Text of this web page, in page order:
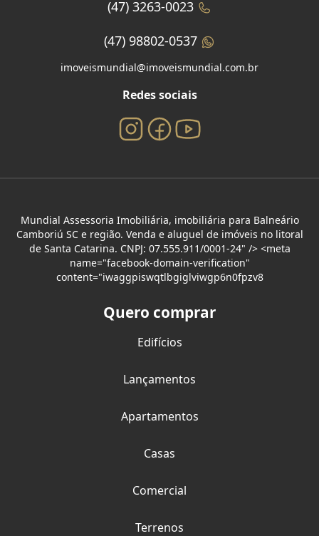
(47) 3263-0023
(47) 98802-0537
imoveismundial@imoveismundial.com.br
Redes sociais
Mundial Assessoria Imobiliária, imobiliária para Balneário
Camboriú SC e região. Venda e aluguel de imóveis no litoral
de Santa Catarina. CNPJ: 07.555.911/0001-24" /> <meta
name="facebook-domain-verification"
content="iwaggpiswqtlbgiglviwgp6n0fpzv8
Quero comprar
Edifícios
Lançamentos
Apartamentos
Casas
Comercial
Terrenos